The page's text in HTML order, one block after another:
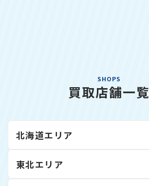
SHOPS
買取店舗一覧
北海道エリア
東北エリア